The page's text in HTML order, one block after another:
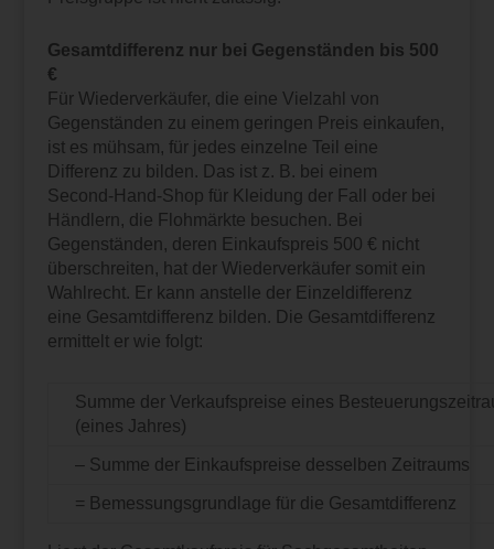
Gesamtdifferenz nur bei Gegenständen bis 500
€
Für Wiederverkäufer, die eine Vielzahl von
Gegenständen zu einem geringen Preis einkaufen,
ist es mühsam, für jedes einzelne Teil eine
Differenz zu bilden. Das ist z. B. bei einem
Second-Hand-Shop für Kleidung der Fall oder bei
Händlern, die Flohmärkte besuchen. Bei
Gegenständen, deren Einkaufspreis 500 € nicht
überschreiten, hat der Wiederverkäufer somit ein
Wahlrecht. Er kann anstelle der Einzeldifferenz
eine Gesamtdifferenz bilden. Die Gesamtdifferenz
ermittelt er wie folgt:
Summe der Verkaufspreise eines
(eines Jahres)
– Summe der Einkaufspreise desselben Zeitraums
= Bemessungsgrundlage für die Gesamtdifferenz